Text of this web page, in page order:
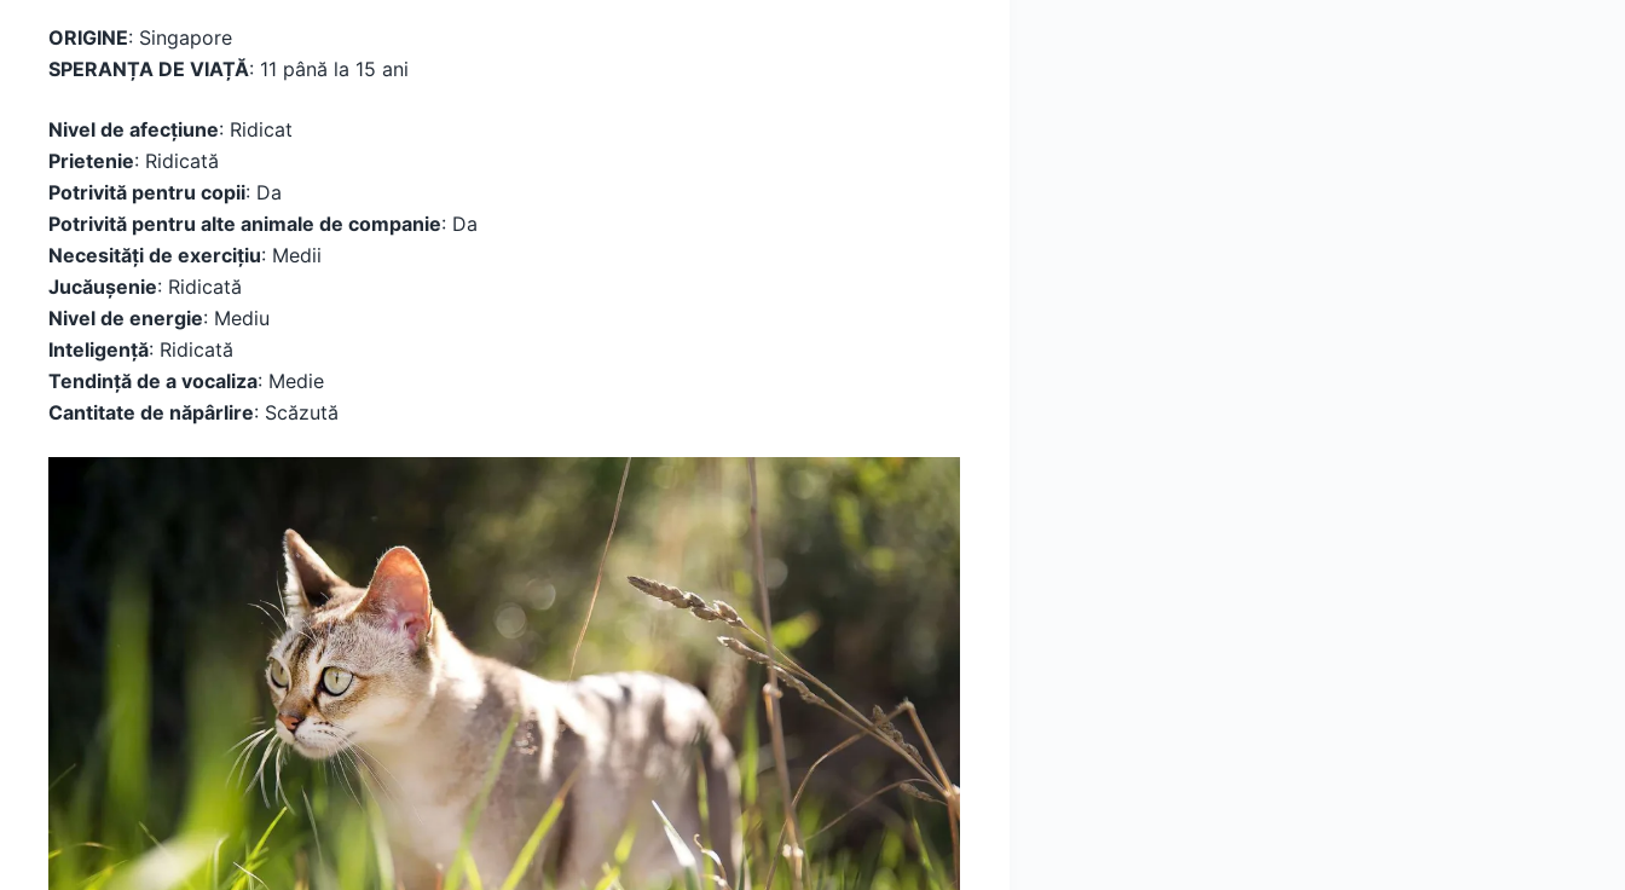
ORIGINE: Singapore
SPERANȚA DE VIAȚĂ: 11 până la 15 ani
Nivel de afecțiune: Ridicat
Prietenie: Ridicată
Potrivită pentru copii: Da
Potrivită pentru alte animale de companie: Da
Necesități de exercițiu: Medii
Jucăușenie: Ridicată
Nivel de energie: Mediu
Inteligență: Ridicată
Tendință de a vocaliza: Medie
Cantitate de năpârlire: Scăzută